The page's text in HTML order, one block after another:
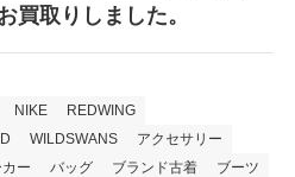
買取りしました。
NIKE
REDWING
WILDSWANS
アクセサリー
ー バッグ ブランド古着
ブーツ